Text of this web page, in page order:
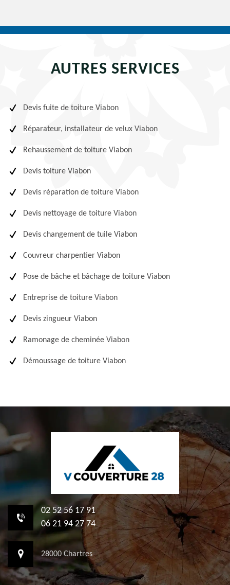
AUTRES SERVICES
Devis fuite de toiture Viabon
Réparateur, installateur de velux Viabon
Rehaussement de toiture Viabon
Devis toiture Viabon
Devis réparation de toiture Viabon
Devis nettoyage de toiture Viabon
Devis changement de tuile Viabon
Couvreur charpentier Viabon
Pose de bâche et bâchage de toiture Viabon
Entreprise de toiture Viabon
Devis zingueur Viabon
Ramonage de cheminée Viabon
Démoussage de toiture Viabon
02 52 56 17 91
06 21 94 27 74
28000 Chartres